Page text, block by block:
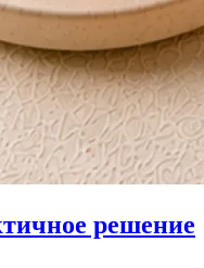
решение